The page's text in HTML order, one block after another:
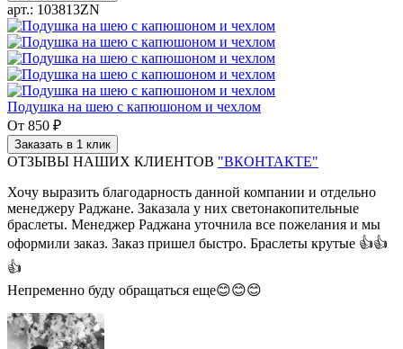
арт.: 103813ZN
Подушка на шею с капюшоном и чехлом
От 850 ₽
Заказать в 1 клик
ОТЗЫВЫ НАШИХ КЛИЕНТОВ "ВКОНТАКТЕ"
Хочу выразить благодарность данной компании и отдельно
менеджеру Раджане. Заказала у них светонакопительные
браслеты. Менеджер Раджана уточнила все пожелания и мы
оформили заказ. Заказ пришел быстро. Браслеты крутые 👍👍
👍
Непременно буду обращаться еще😊😊😊